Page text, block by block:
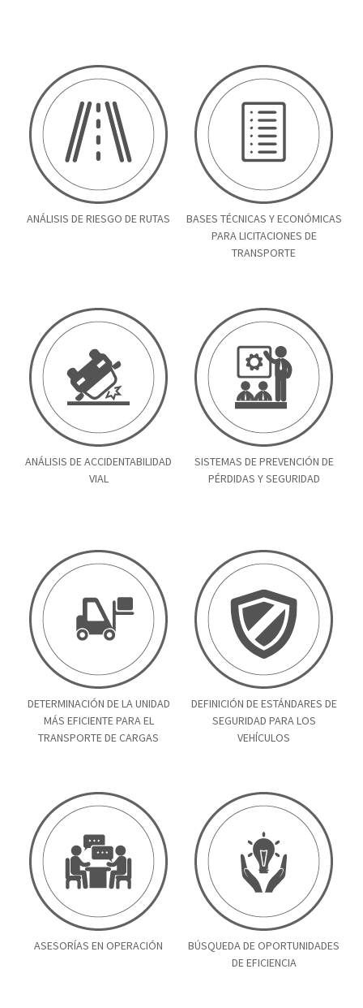
ANÁLISIS DE RIESGO DE RUTAS
BASES TÉCNICAS Y ECONÓMICAS
PARA LICITACIONES DE
TRANSPORTE
ANÁLISIS DE ACCIDENTABILIDAD
VIAL
SISTEMAS DE PREVENCIÓN DE
PÉRDIDAS Y SEGURIDAD
DETERMINACIÓN DE LA UNIDAD
MÁS EFICIENTE PARA EL
TRANSPORTE DE CARGAS
DEFINICIÓN DE ESTÁNDARES DE
SEGURIDAD PARA LOS
VEHÍCULOS
ASESORÍAS EN OPERACIÓN
BÚSQUEDA DE OPORTUNIDADES
DE EFICIENCIA